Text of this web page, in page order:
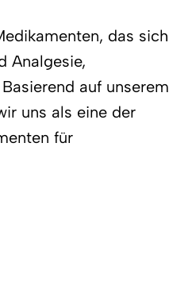
das sich
Analgesie,
auf unserem
uns als eine der
für